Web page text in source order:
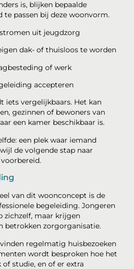
is, blijken bepaalde
te passen bij deze woonvorm.
uit jeugdzorg
dak- of thuisloos te worden
of werk
accepteren
iets vergelijkbaars. Het kan
gezinnen of bewoners van
een kamer beschikbaar is.
een plek waar iemand
de volgende stap naar
van dit woonconcept is de
begeleiding. Jongeren
zichzelf, maar krijgen
betrokken zorgorganisatie.
regelmatig huisbezoeken
wordt besproken hoe het
studie, en of er extra